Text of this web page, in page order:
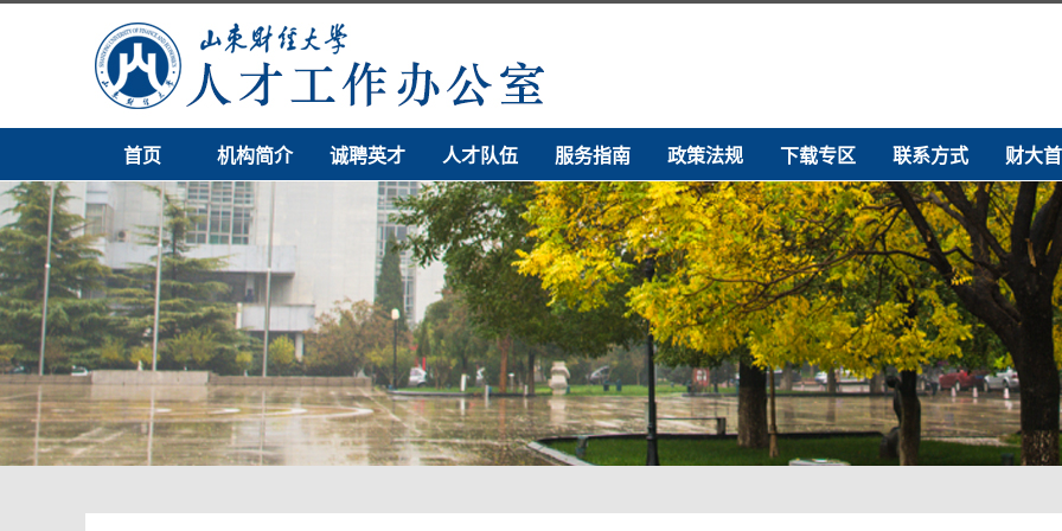
首页 机构简介 诚聘英才 人才队伍 服务指南 政策法规 下载专区 联系方式 财大